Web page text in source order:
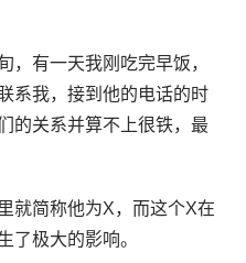
，有一天我刚吃完早饭，
系我，接到他的电话的时
的关系并算不上很铁，最
就简称他为X，而这个X在
了极大的影响。